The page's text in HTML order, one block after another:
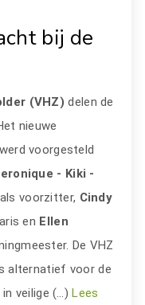
bij de
(VHZ) delen de
nieuwe
voorgesteld
- Kiki -
voorzitter, Cindy
en Ellen
De VHZ
alternatief voor de
veilige (…) Lees